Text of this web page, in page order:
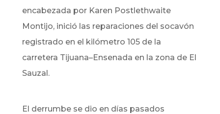
encabezada por Karen Postlethwaite
Montijo, inició las reparaciones del socavón
registrado en el kilómetro 105 de la
carretera Tijuana–Ensenada en la zona de El
Sauzal.
El derrumbe se dio en días pasados